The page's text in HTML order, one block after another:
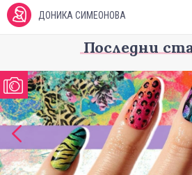
ДОНИКА СИМЕОНОВА
Последни